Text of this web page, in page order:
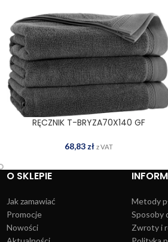
DODAJ DO KOSZYKA
RĘCZNIK T-BRYZA70X140 GF
68,83 zł z VAT
O SKLEPIE
Jak zamawiać
Promocje
Nowości
Metody
Sposoby
Zwroty i